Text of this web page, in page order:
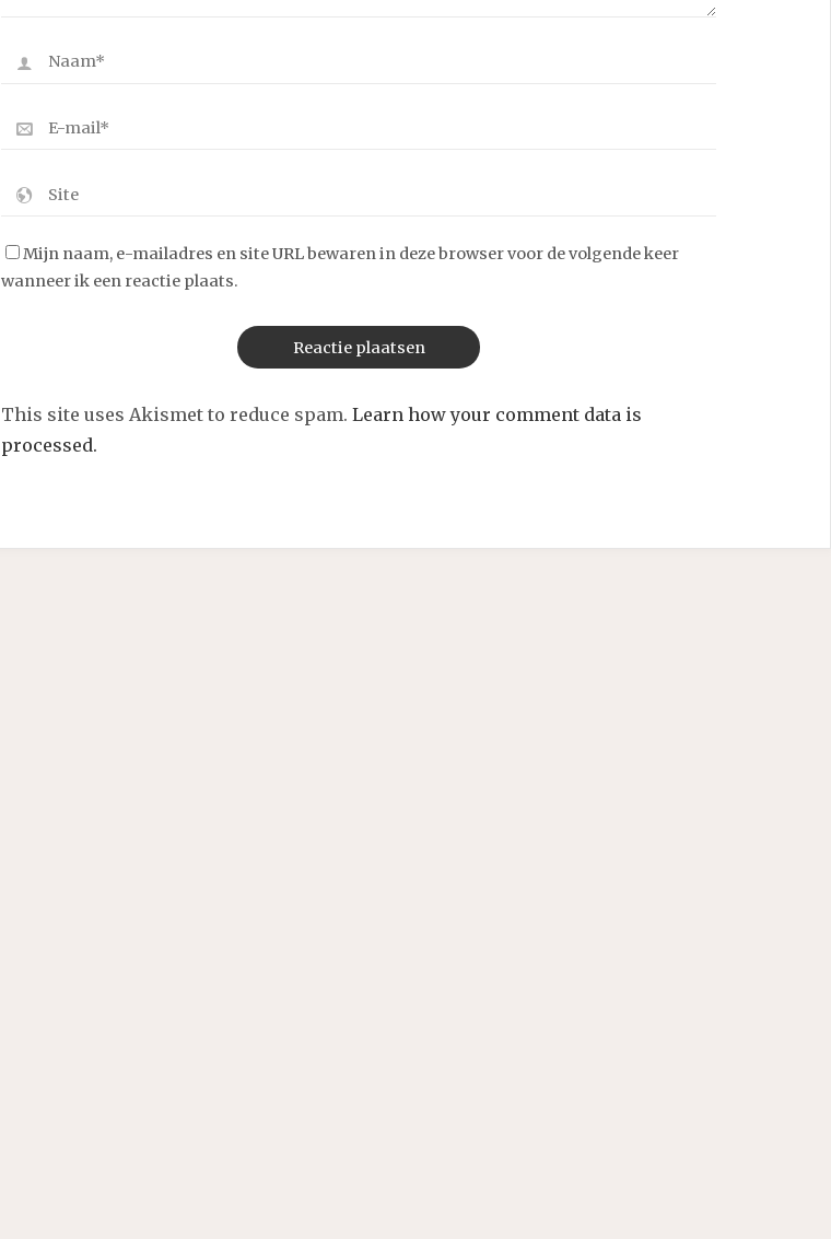
Mijn naam, e-mailadres en site URL bewaren in deze browser voor de volgende keer
wanneer ik een reactie plaats.
This site uses Akismet to reduce spam. Learn how your comment data is
processed.